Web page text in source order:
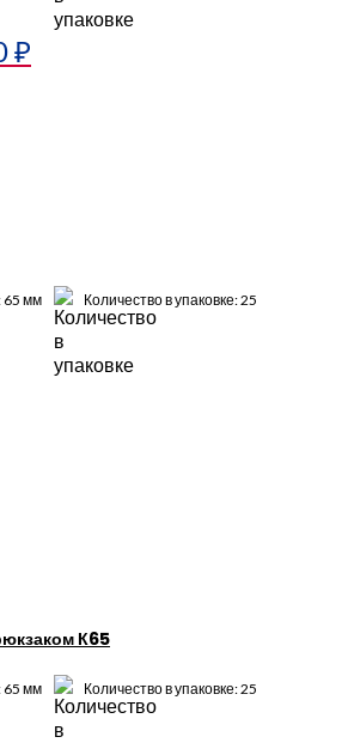
₽
65 мм Количество в упаковке: 25
К65
65 мм Количество в упаковке: 25